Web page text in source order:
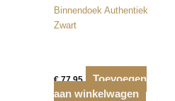
Binnendoek Authentiek
Zwart
€77,95
Toevoegen
aan winkelwagen